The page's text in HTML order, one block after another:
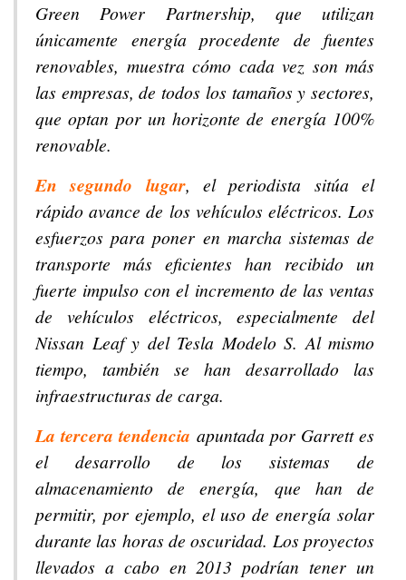
Green Power Partnership, que utilizan
únicamente energía procedente de fuentes
renovables, muestra cómo cada vez son más
las empresas, de todos los tamaños y sectores,
que optan por un horizonte de energía 100%
renovable.
En segundo lugar, el periodista sitúa el
rápido avance de los vehículos eléctricos. Los
esfuerzos para poner en marcha sistemas de
transporte más eficientes han recibido un
fuerte impulso con el incremento de las ventas
de vehículos eléctricos, especialmente del
Nissan Leaf y del Tesla Modelo S. Al mismo
tiempo, también se han desarrollado las
infraestructuras de carga.
La tercera tendencia apuntada por Garrett es
el desarrollo de los sistemas de
almacenamiento de energía, que han de
permitir, por ejemplo, el uso de energía solar
durante las horas de oscuridad. Los proyectos
llevados a cabo en 2013 podrían tener un